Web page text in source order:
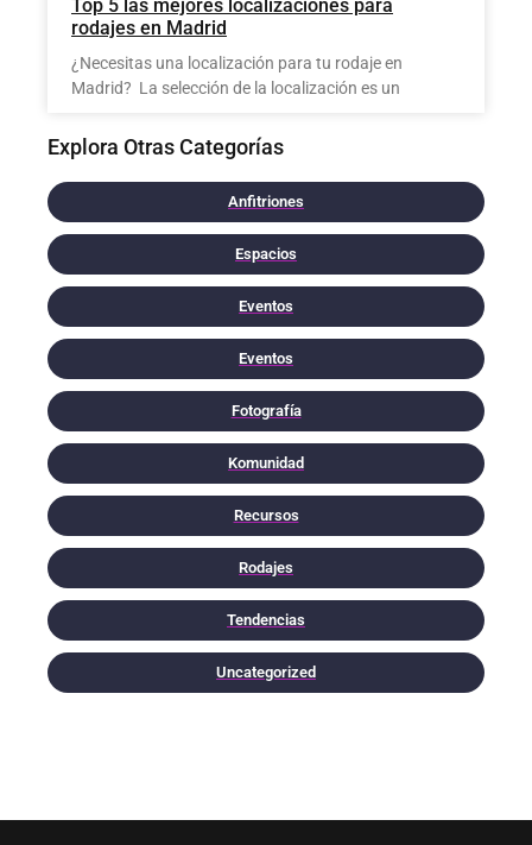
Top 5 las mejores localizaciones para
rodajes en Madrid
¿Necesitas una localización para tu rodaje en
Madrid? La selección de la localización es un
Explora Otras Categorías
Anfitriones
Espacios
Eventos
Eventos
Fotografía
Komunidad
Recursos
Rodajes
Tendencias
Uncategorized